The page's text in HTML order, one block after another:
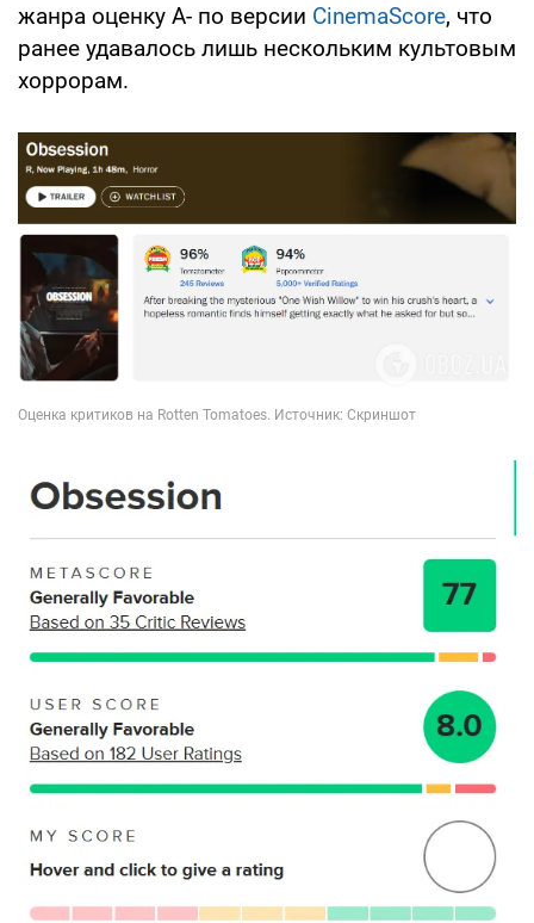
жанра оценку A- по версии CinemaScore, что
ранее удавалось лишь нескольким культовым
хоррорам.